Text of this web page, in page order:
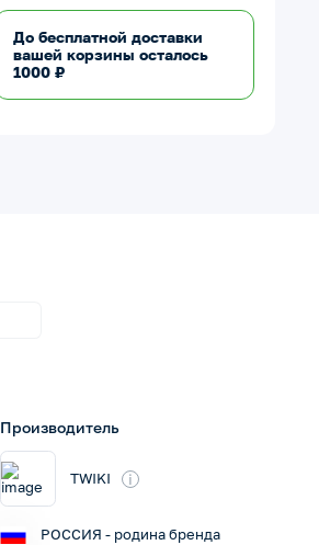
До бесплатной доставки
вашей корзины осталось
1000 ₽
Производитель
TWIKI i
РОССИЯ - родина бренда